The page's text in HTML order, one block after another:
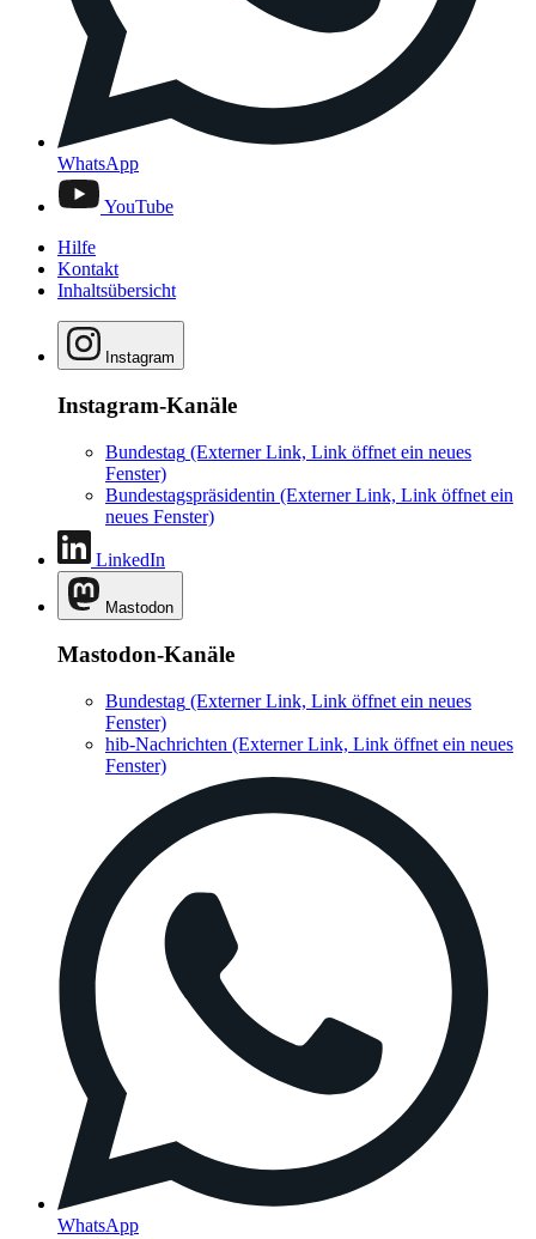
WhatsApp
YouTube
Hilfe
Kontakt
Inhaltsübersicht
Instagram
Instagram-Kanäle
Bundestag (Externer Link, Link öffnet ein neues
Fenster)
Bundestagspräsidentin (Externer Link, Link öffnet ein
neues Fenster)
LinkedIn
Mastodon
Mastodon-Kanäle
Bundestag (Externer Link, Link öffnet ein neues
Fenster)
hib-Nachrichten (Externer Link, Link öffnet ein neues
Fenster)
WhatsApp